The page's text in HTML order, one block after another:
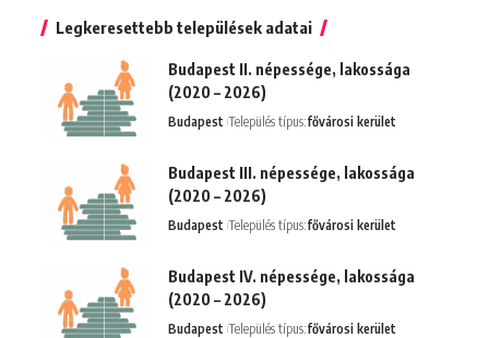
Legkeresettebb települések adatai
Budapest II. népessége, lakossága
(2020 – 2026)
Budapest Település típus:fővárosi kerület
Budapest III. népessége, lakossága
(2020 – 2026)
Budapest Település típus:fővárosi kerület
Budapest IV. népessége, lakossága
(2020 – 2026)
Budapest Település típus:fővárosi kerület